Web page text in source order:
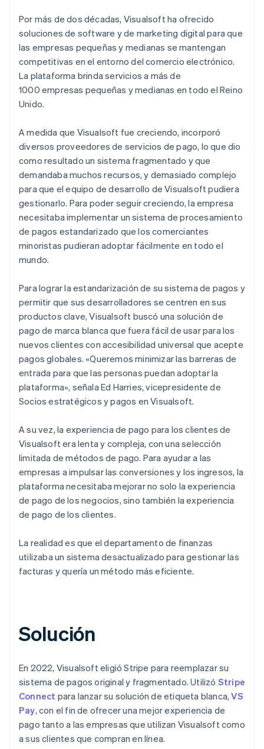
Por más de dos décadas, Visualsoft ha ofrecido
soluciones de software y de marketing digital para que
las empresas pequeñas y medianas se mantengan
competitivas en el entorno del comercio electrónico.
La plataforma brinda servicios a más de
1000 empresas pequeñas y medianas en todo el Reino
Unido.
A medida que Visualsoft fue creciendo, incorporó
diversos proveedores de servicios de pago, lo que dio
como resultado un sistema fragmentado y que
demandaba muchos recursos, y demasiado complejo
para que el equipo de desarrollo de Visualsoft pudiera
gestionarlo. Para poder seguir creciendo, la empresa
necesitaba implementar un sistema de procesamiento
de pagos estandarizado que los comerciantes
minoristas pudieran adoptar fácilmente en todo el
mundo.
Para lograr la estandarización de su sistema de pagos y
permitir que sus desarrolladores se centren en sus
productos clave, Visualsoft buscó una solución de
pago de marca blanca que fuera fácil de usar para los
nuevos clientes con accesibilidad universal que acepte
pagos globales. «Queremos minimizar las barreras de
entrada para que las personas puedan adoptar la
plataforma», señala Ed Harries, vicepresidente de
Socios estratégicos y pagos en Visualsoft.
A su vez, la experiencia de pago para los clientes de
Visualsoft era lenta y compleja, con una selección
limitada de métodos de pago. Para ayudar a las
empresas a impulsar las conversiones y los ingresos, la
plataforma necesitaba mejorar no solo la experiencia
de pago de los negocios, sino también la experiencia
de pago de los clientes.
La realidad es que el departamento de finanzas
utilizaba un sistema desactualizado para gestionar las
facturas y quería un método más eficiente.
Solución
En 2022, Visualsoft eligió Stripe para reemplazar su
sistema de pagos original y fragmentado. Utilizó Stripe
Connect para lanzar su solución de etiqueta blanca,VS
Pay, con el fin de ofrecer una mejor experiencia de
pago tanto a las empresas que utilizan Visualsoft como
a sus clientes que compran en línea.